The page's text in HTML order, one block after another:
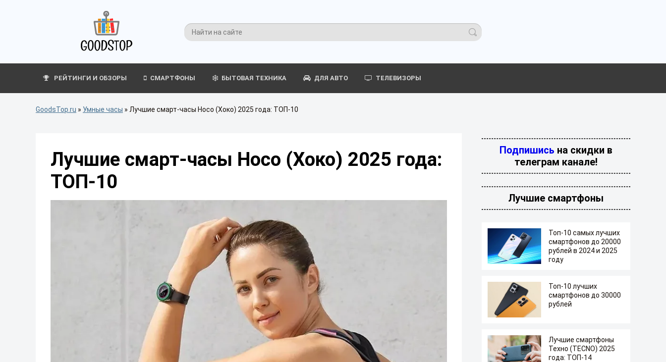
РЕЙТИНГИ И ОБЗОРЫ СМАРТФОНЫ БЫТОВАЯ ТЕХНИКА ДЛЯ АВТО ТЕЛЕВИЗОРЫ
GoodsTop.ru » Умные часы » Лучшие смарт-часы Hoco (Хоко) 2025 года: ТОП-10
Лучшие смарт-часы Hoco (Хоко) 2025 года:
ТОП-10
Подпишись на скидки в
телеграм канале!
Лучшие смартфоны
Топ-10 самых лучших
смартфонов до 20000
рублей в 2024 и 2025
году
Топ-10 лучших
смартфонов до 30000
рублей
Лучшие смартфоны
Техно (TECNO) 2025
года: ТОП-14